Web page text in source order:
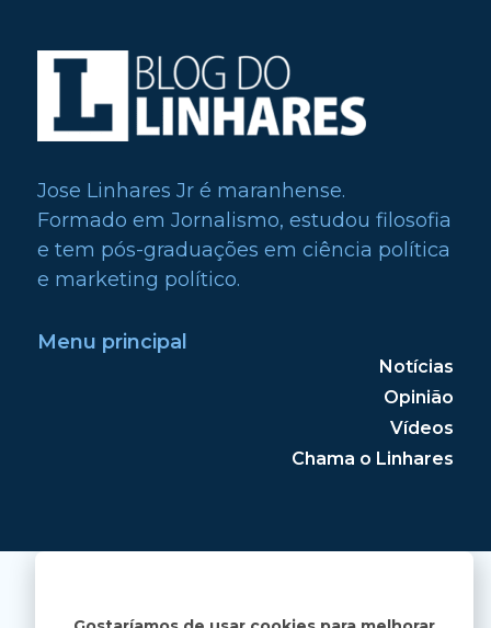
Jose Linhares Jr é maranhense.
Formado em Jornalismo, estudou filosofia
e tem pós-graduações em ciência política
e marketing político.
Menu principal
Notícias
Opinião
Vídeos
Chama o Linhares